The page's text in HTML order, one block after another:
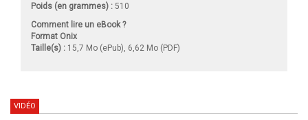
Poids (en grammes) : 510
Comment lire un eBook ?
Format Onix
Taille(s) : 15,7 Mo (ePub), 6,62 Mo (PDF)
VIDÉO